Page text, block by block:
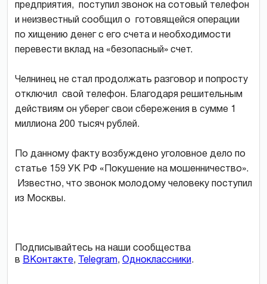
предприятия, поступил звонок на сотовый телефон
и неизвестный сообщил о готовящейся операции
по хищению денег с его счета и необходимости
перевести вклад на «безопасный» счет.
Челнинец не стал продолжать разговор и попросту
отключил свой телефон. Благодаря решительным
действиям он уберег свои сбережения в сумме 1
миллиона 200 тысяч рублей.
По данному факту возбуждено уголовное дело по
статье 159 УК РФ «Покушение на мошенничество».
Известно, что звонок молодому человеку поступил
из Москвы.
Подписывайтесь на наши сообщества
в ВКонтакте, Telegram, Одноклассники.